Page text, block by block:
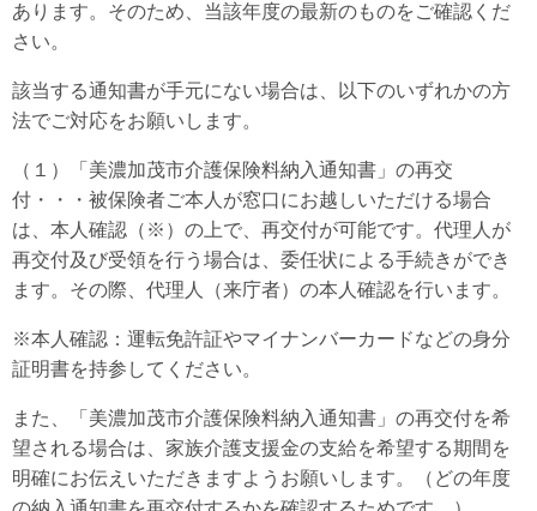
あります。そのため、当該年度の最新のものをご確認くだ
さい。
該当する通知書が手元にない場合は、以下のいずれかの方
法でご対応をお願いします。
（１）「美濃加茂市介護保険料納入通知書」の再交
付・・・被保険者ご本人が窓口にお越しいただける場合
は、本人確認（※）の上で、再交付が可能です。代理人が
再交付及び受領を行う場合は、委任状による手続きができ
ます。その際、代理人（来庁者）の本人確認を行います。
※本人確認：運転免許証やマイナンバーカードなどの身分
証明書を持参してください。
また、「美濃加茂市介護保険料納入通知書」の再交付を希
望される場合は、家族介護支援金の支給を希望する期間を
明確にお伝えいただきますようお願いします。（どの年度